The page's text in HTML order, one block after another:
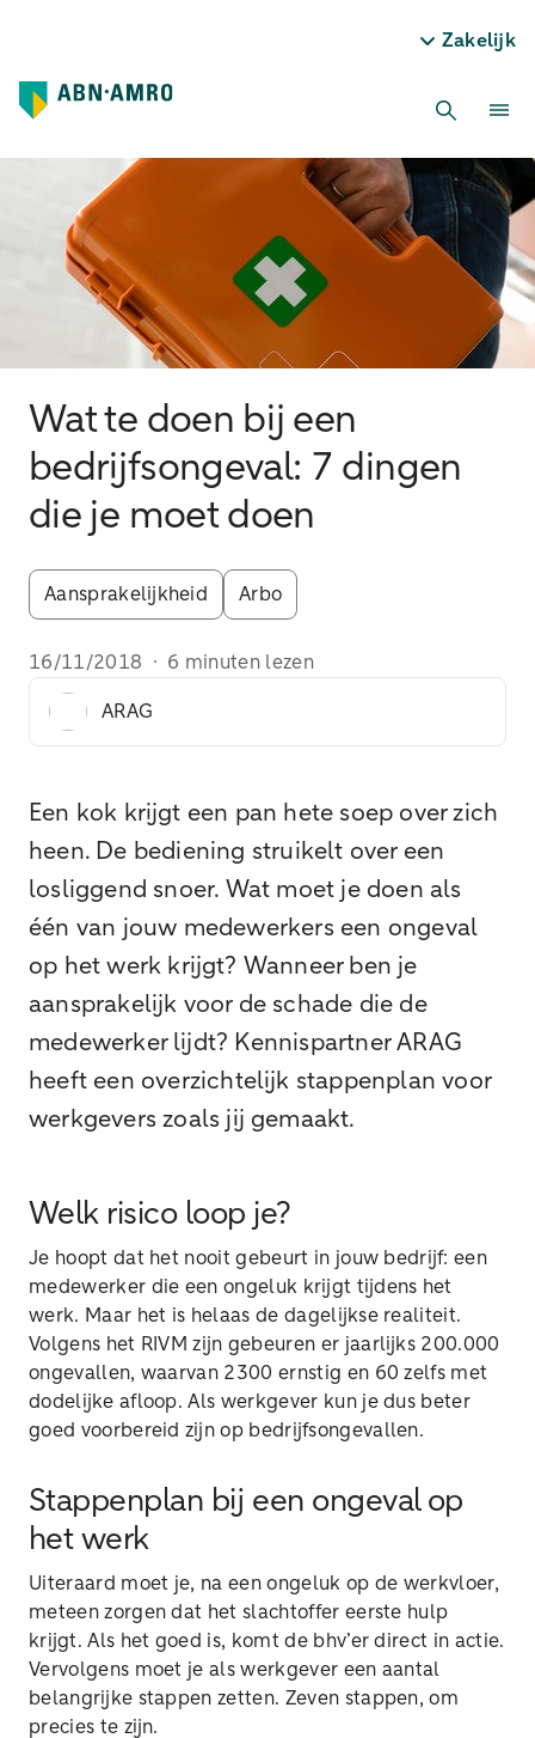
Zakelijk
Wat te doen bij een
bedrijfsongeval: 7 dingen
die je moet doen
Aansprakelijkheid Arbo
16/11/2018 · 6 minuten lezen
ARAG
Een kok krijgt een pan hete soep over zich
heen. De bediening struikelt over een
losliggend snoer. Wat moet je doen als
één van jouw medewerkers een ongeval
op het werk krijgt? Wanneer ben je
aansprakelijk voor de schade die de
medewerker lijdt? Kennispartner ARAG
heeft een overzichtelijk stappenplan voor
werkgevers zoals jij gemaakt.
Welk risico loop je?
Je hoopt dat het nooit gebeurt in jouw bedrijf: een
medewerker die een ongeluk krijgt tijdens het
werk. Maar het is helaas de dagelijkse realiteit.
Volgens het RIVM zijn gebeuren er jaarlijks 200.000
ongevallen, waarvan 2300 ernstig en 60 zelfs met
dodelijke afloop. Als werkgever kun je dus beter
goed voorbereid zijn op bedrijfsongevallen.
Stappenplan bij een ongeval op
het werk
Uiteraard moet je, na een ongeluk op de werkvloer,
meteen zorgen dat het slachtoffer eerste hulp
krijgt. Als het goed is, komt de bhv’er direct in actie.
Vervolgens moet je als werkgever een aantal
belangrijke stappen zetten. Zeven stappen, om
precies te zijn.